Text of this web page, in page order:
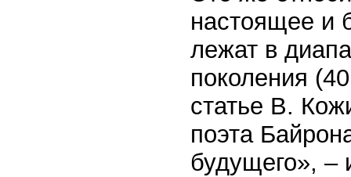
настоящее и
лежат в
поколения
статье В.
поэта
будущего», –